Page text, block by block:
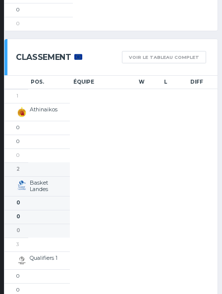
0
0
CLASSEMENT VOIR LE TABLEAU COMPLET
POS. ÉQUIPE W L DIFF
1
Athinaikos
0
0
0
2
Basket
Landes
0
0
0
3
Qualifiers 1
0
0